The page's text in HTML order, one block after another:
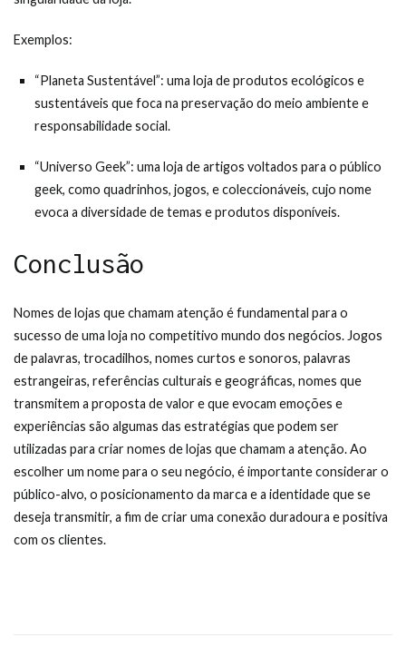
Exemplos:
“Planeta Sustentável”: uma loja de produtos ecológicos e
sustentáveis que foca na preservação do meio ambiente e
responsabilidade social.
“Universo Geek”: uma loja de artigos voltados para o público
geek, como quadrinhos, jogos, e coleccionáveis, cujo nome
evoca a diversidade de temas e produtos disponíveis.
Conclusão
Nomes de lojas que chamam atenção é fundamental para o
sucesso de uma loja no competitivo mundo dos negócios. Jogos
de palavras, trocadilhos, nomes curtos e sonoros, palavras
estrangeiras, referências culturais e geográficas, nomes que
transmitem a proposta de valor e que evocam emoções e
experiências são algumas das estratégias que podem ser
utilizadas para criar nomes de lojas que chamam a atenção. Ao
escolher um nome para o seu negócio, é importante considerar o
público-alvo, o posicionamento da marca e a identidade que se
deseja transmitir, a fim de criar uma conexão duradoura e positiva
com os clientes.